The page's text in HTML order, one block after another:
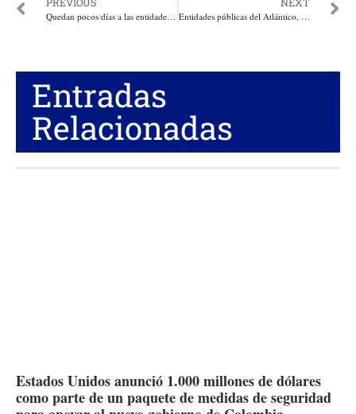
PREVIOUS
Quedan pocos días a las entidades públicas de Bolívar, para reportar sus informes de gestión de 2019
NEXT
Entidades públicas del Atlántico, quedan pocos días para reportar sus informes de gestión de 2019
Entradas
Relacionadas
Estados Unidos anunció 1.000 millones de dólares
como parte de un paquete de medidas de seguridad